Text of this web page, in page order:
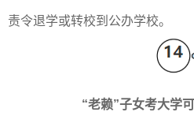
责令退学或转校到公办学校。
“老赖”子女考大学